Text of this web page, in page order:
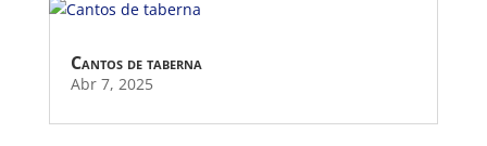
Cantos de taberna
Abr 7, 2025